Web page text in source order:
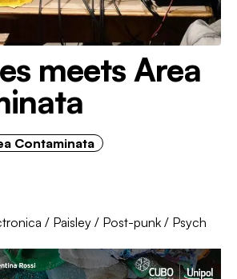
meets Area
Contaminata
/ Paisley / Post-punk / Psych